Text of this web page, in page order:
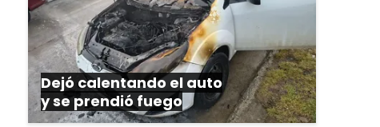
Dejó calentando el auto
y se prendió fuego